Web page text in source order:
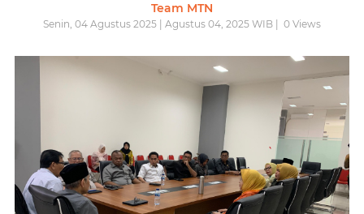
Team MTN
Senin, 04 Agustus 2025 | Agustus 04, 2025 WIB | 0 Views